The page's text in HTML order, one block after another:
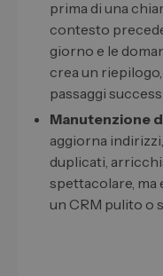
prima di una
contesto
giorno e le
crea un
passaggi
Manutenzione
aggiorna
duplicati,
spettacolare, ma
un CRM pulito o